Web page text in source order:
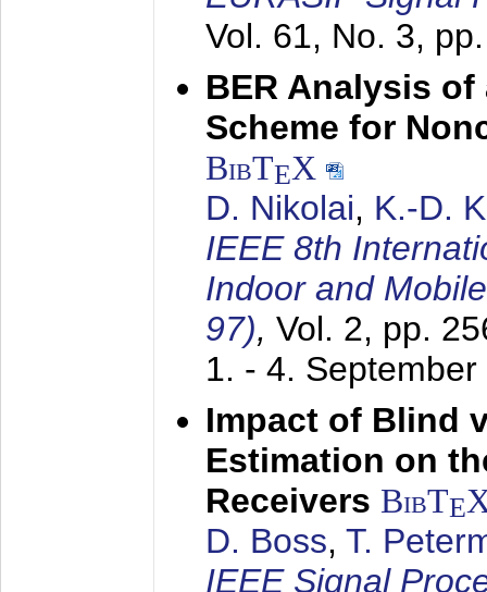
Vol. 61, No. 3,
BER Analysis
Scheme for
BibTEX
D. Nikolai, K.-D.
IEEE 8th
Indoor and
97), Vol. 2, pp.
1. - 4. September
Impact of Blind
Estimation on
Receivers BibTE
D. Boss, T.
IEEE Signal